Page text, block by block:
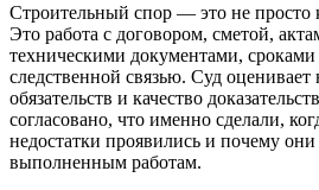
Строительный спор — это не просто
Это работа с договором, сметой,
техническими документами,
следственной связью. Суд
обязательств и качество
согласовано, что именно сделали,
недостатки проявились и почему они
выполненным работам.